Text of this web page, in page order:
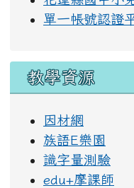
單一帳號認證
教學資源
因材網
族語E樂園
識字量測驗
edu+摩課師